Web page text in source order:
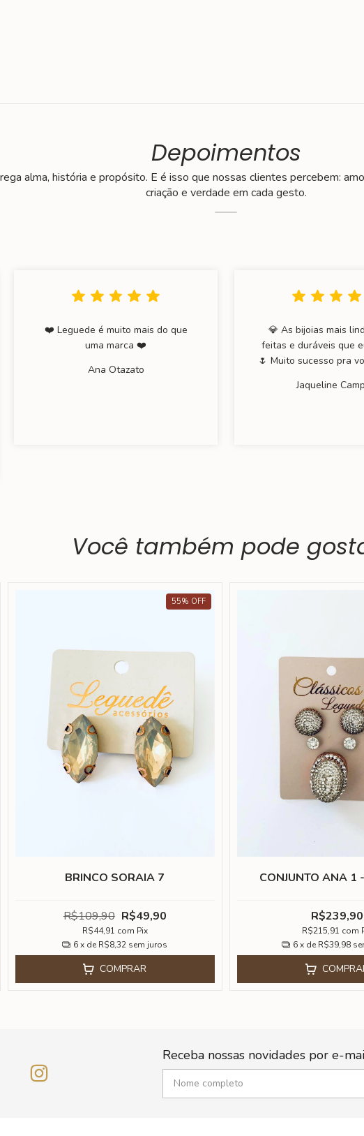
Depoimentos
alma, história e propósito. E é isso que nossas clientes percebem:
criação e verdade em cada gesto.
❤️ Leguede é muito mais do que
uma marca ❤️
Ana Otazato
💎 As bijoias mais
feitas e duráveis que
🌷 Muito sucesso pra
Jaqueline
Você também pode
55% OFF
BRINCO SORAIA 7
R$109,90 R$49,90
R$44,91 com Pix
6 x de R$8,32 sem juros
COMPRAR
CONJUNTO ANA 1
R$239,90
R$215,91 com
6 x de R$39,98
Receba nossas novidades por e-